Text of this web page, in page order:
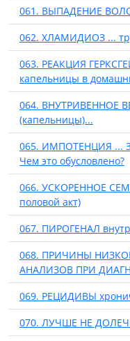
061. ВЫПАДЕНИЕ
062. ХЛАМИДИОЗ ...
063. РЕАКЦИЯ
капельницы в
064. ВНУТРИВЕННОЕ
(капельницы)...
065. ИМПОТЕНЦИЯ ...
Чем это обусловлено?
066. УСКОРЕННОЕ
половой акт)
067. ПИРОГЕНАЛ
068. ПРИЧИНЫ
АНАЛИЗОВ ПРИ
069. РЕЦИДИВЫ
070. ЛУЧШЕ НЕ